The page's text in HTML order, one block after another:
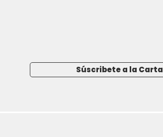
Súscribete a la